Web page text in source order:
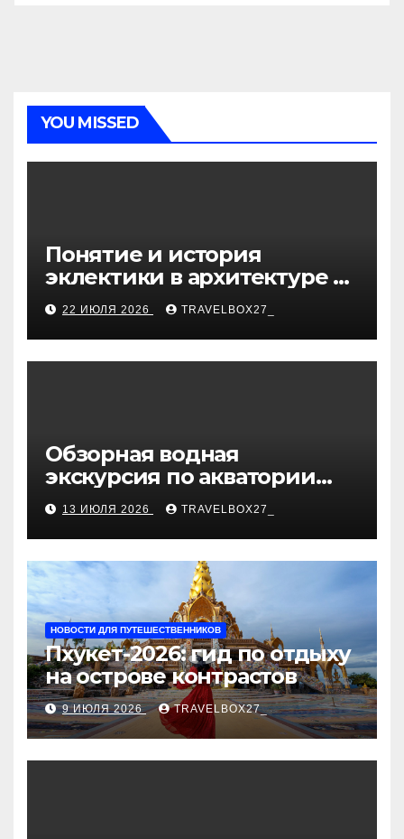
YOU MISSED
Понятие и история
эклектики в архитектуре и
дизайне интерьеров
22 ИЮЛЯ 2026 TRAVELBOX27_
Обзорная водная
экскурсия по акватории
бухты Песчаная
13 ИЮЛЯ 2026 TRAVELBOX27_
НОВОСТИ ДЛЯ ПУТЕШЕСТВЕННИКОВ
Пхукет-2026: гид по отдыху
на острове контрастов
9 ИЮЛЯ 2026 TRAVELBOX27_